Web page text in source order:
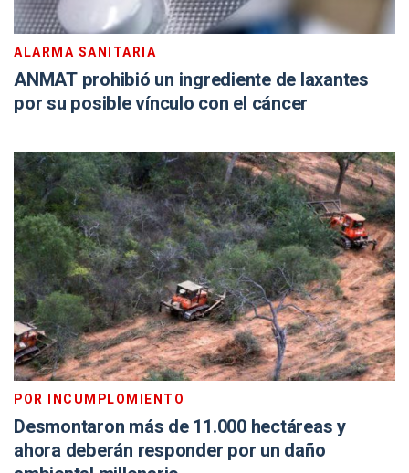
ALARMA SANITARIA
ANMAT prohibió un ingrediente de laxantes
por su posible vínculo con el cáncer
POR INCUMPLOMIENTO
Desmontaron más de 11.000 hectáreas y
ahora deberán responder por un daño